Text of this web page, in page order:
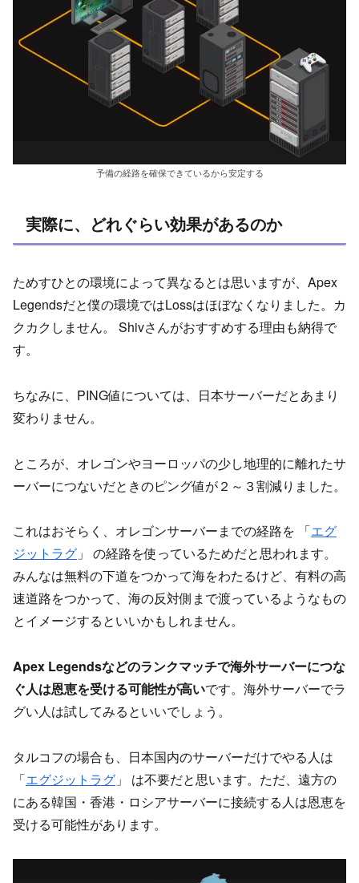
予備の経路を確保できているから安定する
実際に、どれぐらい効果があるのか
ためすひとの環境によって異なるとは思いますが、Apex
Legendsだと僕の環境ではLossはほぼなくなりました。カ
クカクしません。 Shivさんがおすすめする理由も納得で
す。
ちなみに、PING値については、日本サーバーだとあまり
変わりません。
ところが、オレゴンやヨーロッパの少し地理的に離れたサ
ーバーにつないだときのピング値が２～３割減りました。
これはおそらく、オレゴンサーバーまでの経路を 「エグ
ジットラグ 」 の経路を使っているためだと思われます。
みんなは無料の下道をつかって海をわたるけど、有料の高
速道路をつかって、海の反対側まで渡っているようなもの
とイメージするといいかもしれません。
Apex Legendsなどのランクマッチで海外サーバーにつな
ぐ人は恩恵を受ける可能性が高いです。海外サーバーでラ
グい人は試してみるといいでしょう。
タルコフの場合も、日本国内のサーバーだけでやる人は
「エグジットラグ 」 は不要だと思います。ただ、遠方の
にある韓国・香港・ロシアサーバーに接続する人は恩恵を
受ける可能性があります。